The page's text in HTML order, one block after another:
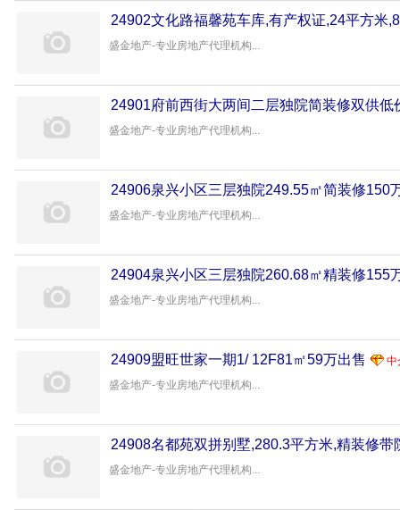
24902文化路福馨苑车库,有产权证,24平方米
盛金地产-专业房地产代理机构...
24901府前西街大两间二层独院简装修双供低
盛金地产-专业房地产代理机构...
24906泉兴小区三层独院249.55㎡简装修150
盛金地产-专业房地产代理机构...
24904泉兴小区三层独院260.68㎡精装修155
盛金地产-专业房地产代理机构...
24909盟旺世家一期1/ 12F81㎡59万出售
中
盛金地产-专业房地产代理机构...
24908名都苑双拼别墅,280.3平方米,精装修带
盛金地产-专业房地产代理机构...